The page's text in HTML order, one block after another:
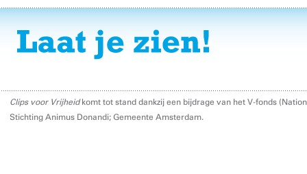
Clips voor Vrijheidkomt tot stand dankzij een bijdrage van het V-fonds
Stichting Animus Donandi; Gemeente Amsterdam.